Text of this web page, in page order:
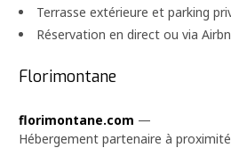
Terrasse extérieure et parking
Réservation en direct ou via
Florimontane
florimontane.com —
Hébergement partenaire à proximité